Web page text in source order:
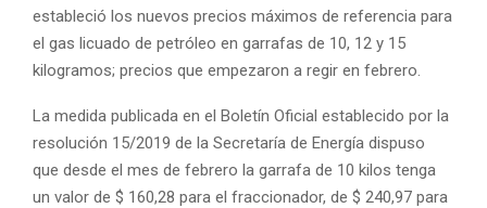
estableció los nuevos precios máximos de referencia para
el gas licuado de petróleo en garrafas de 10, 12 y 15
kilogramos; precios que empezaron a regir en febrero.
La medida publicada en el Boletín Oficial establecido por la
resolución 15/2019 de la Secretaría de Energía dispuso
que desde el mes de febrero la garrafa de 10 kilos tenga
un valor de $ 160,28 para el fraccionador, de $ 240,97 para